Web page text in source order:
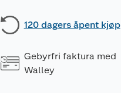
120 dagers åpent kjøp
Gebyrfri faktura med
Walley